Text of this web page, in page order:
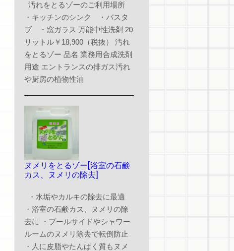
汚れをとるゾーのご利用場所
・キッチンのシンク ・バスタ
ブ ・窓ガラス 万能中性洗剤 20
リットル￥18,900（税抜） 汚れ
をとるゾー 品名 業務用合成洗剤
用途 エントランスの排ガス汚れ
や厨房の植物性油
ヌメリをとるゾー[浴室の石鹸
カス、ヌメリの除去]
・水垢やカルキの除去に最適
・浴室の石鹸カス、ヌメリの除
去に ・プールサイドやシャワー
ルームのヌメリ除去で転倒防止
・人に皮脂やたんぱく質もヌメ